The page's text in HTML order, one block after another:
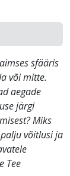
sfääris
või mitte.
aegade
järgi
Miks
võitlusi ja
Tee